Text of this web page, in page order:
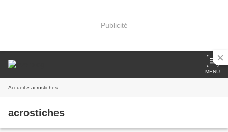
Publicité
MENU
Accueil » acrostiches
acrostiches